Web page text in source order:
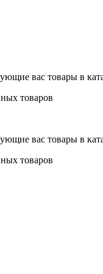
вас товары в
товаров
вас товары в
товаров